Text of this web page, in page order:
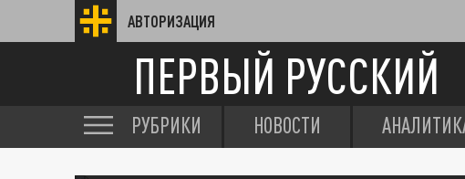
АВТОРИЗАЦИЯ
ПЕРВЫЙ РУССКИЙ
РУБРИКИ НОВОСТИ